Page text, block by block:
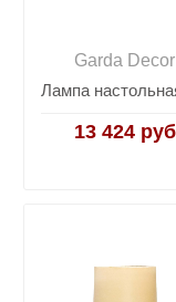
Garda Decor
13 424 руб